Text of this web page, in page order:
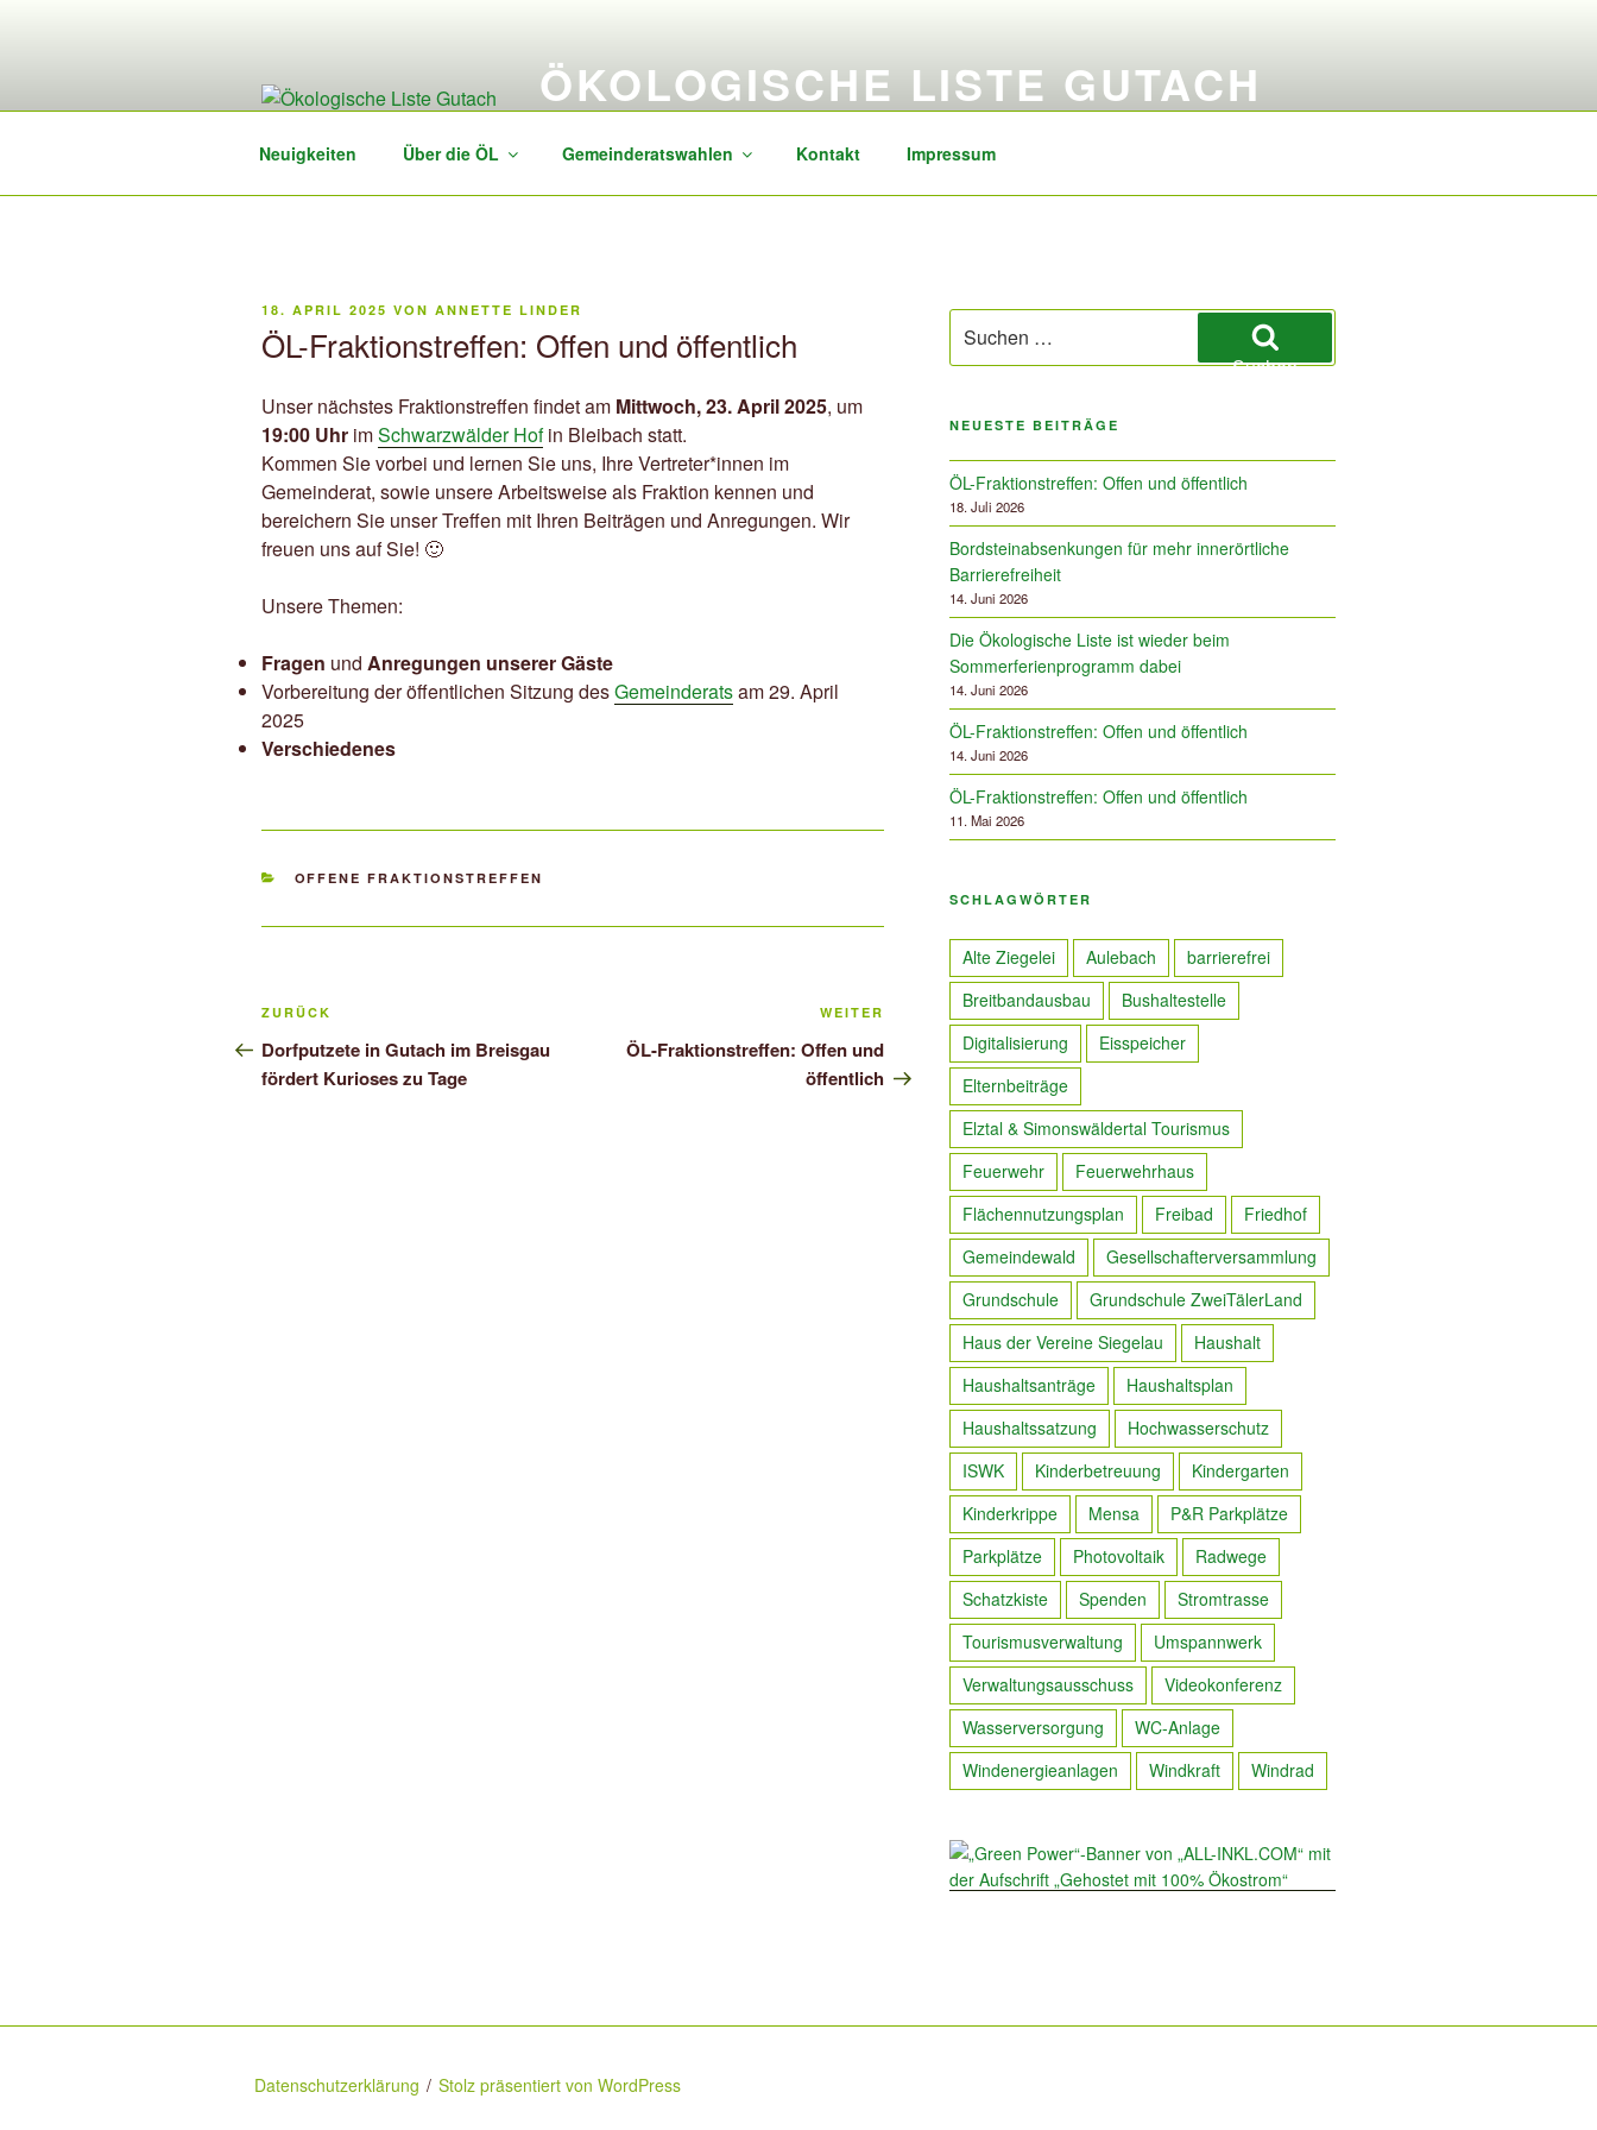
ÖKOLOGISCHE LISTE GUTACH
Neuigkeiten Über die ÖL Gemeinderatswahlen Kontakt Impressum
VERÖFFENTLICHT
AM
18. APRIL 2025 VON ANNETTE LINDER
ÖL-Fraktionstreffen: Offen und öffentlich
Unser nächstes Fraktionstreffen findet am Mittwoch, 23. April 2025, um
19:00 Uhr imSchwarzwälder Hofin Bleibach statt.
Kommen Sie vorbei und lernen Sie uns, Ihre Vertreter*innen im
Gemeinderat, sowie unsere Arbeitsweise als Fraktion kennen und
bereichern Sie unser Treffen mit Ihren Beiträgen und Anregungen. Wir
freuen uns auf Sie! 🙂
Unsere Themen:
Fragen und Anregungen unserer Gäste
Vorbereitung der öffentlichen Sitzung desGemeinderatsam 29. April
2025
Verschiedenes
KATEGORIEN
OFFENE FRAKTIONSTREFFEN
Beitragsnavigation
Vorheriger
Beitrag
ZURÜCK
Dorfputzete in Gutach im Breisgau
fördert Kurioses zu Tage
Nächster
Beitrag
WEITER
ÖL-Fraktionstreffen: Offen und
öffentlich
nach:
Suchen
NEUESTE BEITRÄGE
ÖL-Fraktionstreffen: Offen und öffentlich
18. Juli 2026
Bordsteinabsenkungen für mehr innerörtliche
Barrierefreiheit
14. Juni 2026
Die Ökologische Liste ist wieder beim
Sommerferienprogramm dabei
14. Juni 2026
ÖL-Fraktionstreffen: Offen und öffentlich
14. Juni 2026
ÖL-Fraktionstreffen: Offen und öffentlich
11. Mai 2026
SCHLAGWÖRTER
Alte Ziegelei Aulebach
barrierefrei
Breitbandausbau
Bushaltestelle
Digitalisierung
Eisspeicher
Elternbeiträge
Elztal & Simonswäldertal Tourismus
Feuerwehr
Feuerwehrhaus
Flächennutzungsplan
Freibad
Friedhof
Gemeindewald
Gesellschafterversammlung
Grundschule
Grundschule ZweiTälerLand
Haus der Vereine Siegelau
Haushalt
Haushaltsanträge
Haushaltsplan
Haushaltssatzung
Hochwasserschutz
ISWK
Kinderbetreuung
Kindergarten
Kinderkrippe
Mensa
P&R Parkplätze
Parkplätze
Photovoltaik
Radwege
Schatzkiste
Spenden
Stromtrasse
Tourismusverwaltung
Umspannwerk
Verwaltungsausschuss
Videokonferenz
Wasserversorgung
WC-Anlage
Windenergieanlagen
Windkraft Windrad
Datenschutzerklärung Stolz präsentiert von WordPress